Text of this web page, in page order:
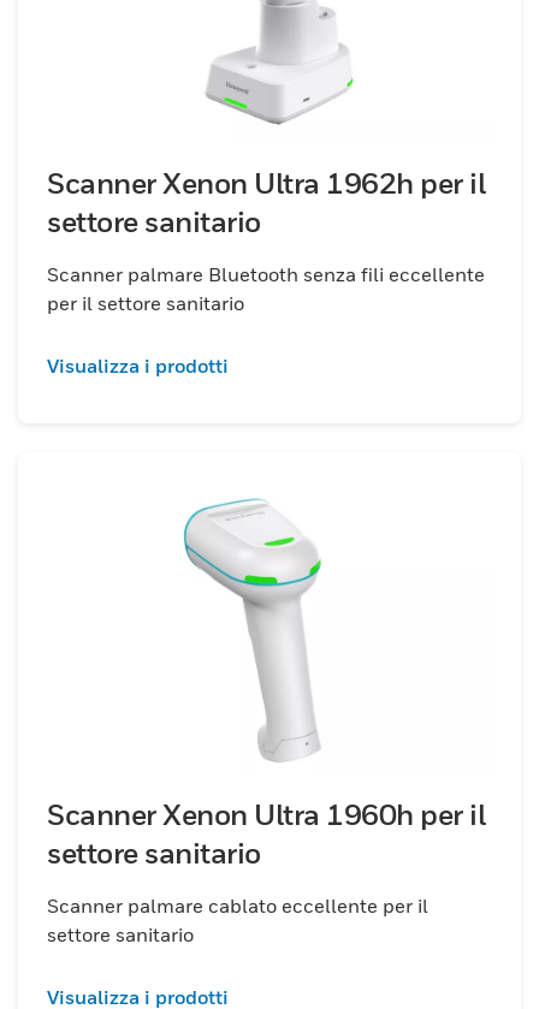
Scanner Xenon Ultra 1962h per il
settore sanitario
Scanner palmare Bluetooth senza fili eccellente
per il settore sanitario
Visualizza i prodotti
Scanner Xenon Ultra 1960h per il
settore sanitario
Scanner palmare cablato eccellente per il
settore sanitario
Visualizza i prodotti